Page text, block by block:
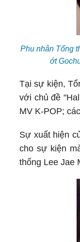
Phu nhân Tổng
ớt
Tại sự kiện,
với chủ đề
MV K-POP;
Sự xuất hiện
cho sự kiện
thống Lee Jae